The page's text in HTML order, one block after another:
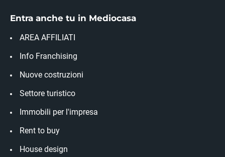
Entra anche tu in Mediocasa
AREA AFFILIATI
Info Franchising
Nuove costruzioni
Settore turistico
Immobili per l'impresa
Rent to buy
House design